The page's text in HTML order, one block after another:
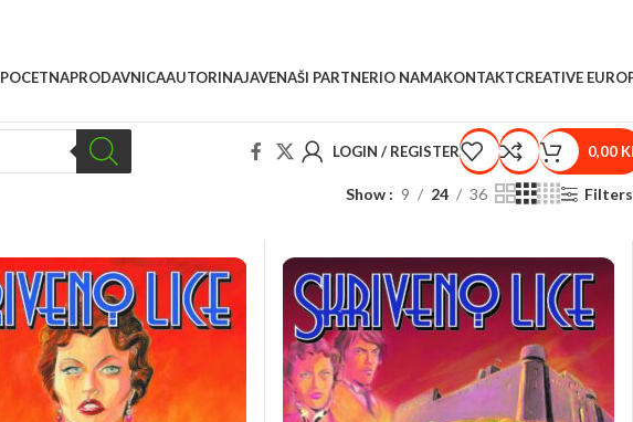
POCETNAPRODAVNICAAUTORINAJAVENAŠI PARTNERIO NAMAKONTAKTCREATIVE
LOGIN / REGISTER 0,00
Show 9 24 36 Filters